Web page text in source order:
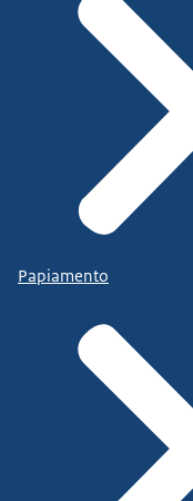
Papiamento